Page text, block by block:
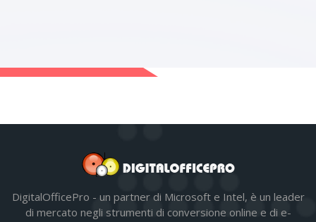
DigitalOfficePro - un partner di Microsoft e Intel, è un leader
di mercato negli strumenti di conversione online e di e-